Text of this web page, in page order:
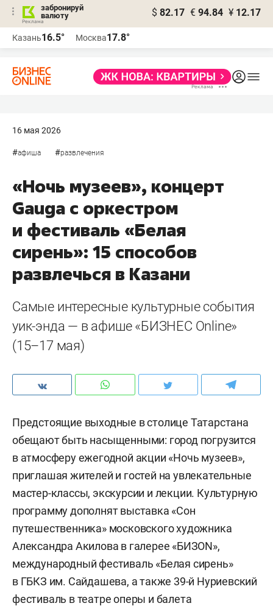
забронируй
валюту
$ 82.17 € 94.84 ¥ 12.17
Казань16.5° Москва17.8°
16 мая 2026
#афиша #развлечения
«Ночь музеев», концерт
Gauga с оркестром
и фестиваль «Белая
сирень»: 15 способов
развлечься в Казани
Самые интересные культурные события
уик-энда — в афише «БИЗНЕС Online»
(15–17 мая)
Предстоящие выходные в столице Татарстана
обещают быть насыщенными: город погрузится
в атмосферу ежегодной акции «Ночь музеев»,
приглашая жителей и гостей на увлекательные
мастер-классы, экскурсии и лекции. Культурную
программу дополнят выставка «Сон
путешественника» московского художника
Александра Акилова в галерее «БИЗОN»,
международный фестиваль «Белая сирень»
в ГБКЗ им. Сайдашева, а также 39-й Нуриевский
фестиваль в театре оперы и балета